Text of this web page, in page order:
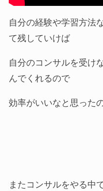
自分の経験や学習方法
て残していけば
自分のコンサルを受け
んでくれるので
効率がいいなと思った
またコンサルをやる中で